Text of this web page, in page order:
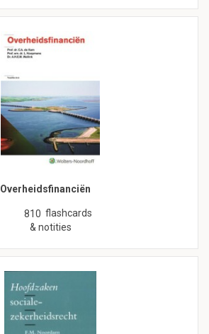
Overheidsfinanciën
810 flashcards
& notities